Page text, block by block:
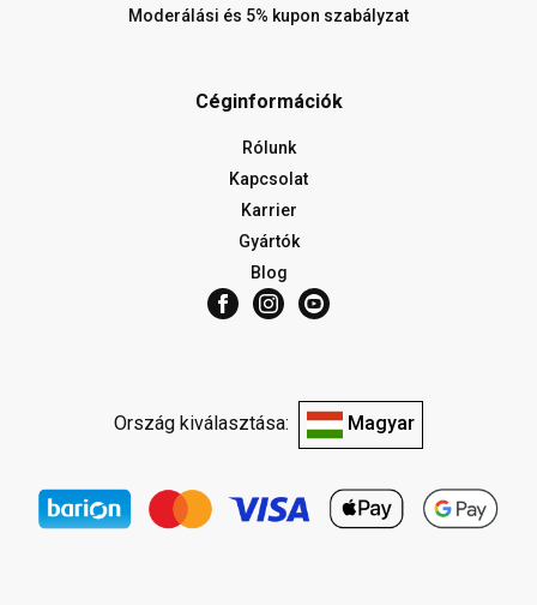
Moderálási és 5% kupon szabályzat
Céginformációk
Rólunk
Kapcsolat
Karrier
Gyártók
Blog
Ország kiválasztása: Magyar